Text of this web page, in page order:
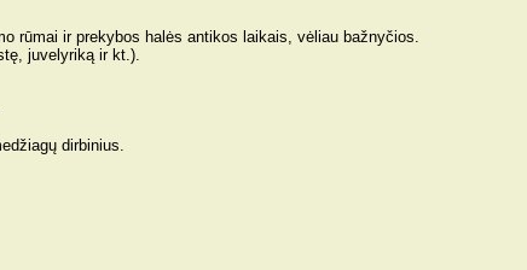
rūmai ir prekybos halės antikos laikais, vėliau bažnyčios.
juvelyriką ir kt.).
dirbinius.